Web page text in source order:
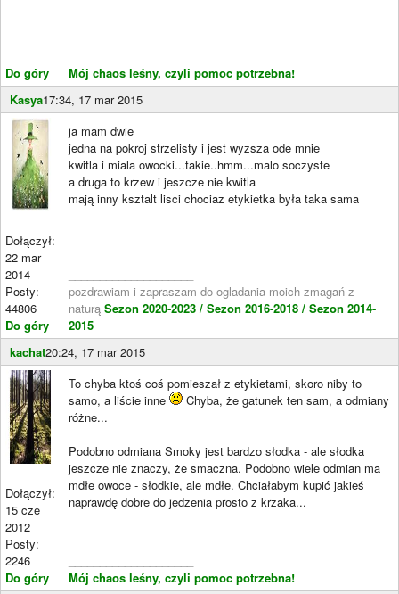
Do góry
Mój chaos leśny, czyli pomoc potrzebna!
Kasya17:34, 17 mar 2015
Dołączył:
22 mar
2014
Posty:
44806
Do góry
ja mam dwie
jedna na pokroj strzelisty i jest wyzsza ode mnie
kwitla i miala owocki...takie..hmm...malo soczyste
a druga to krzew i jeszcze nie kwitla
mają inny ksztalt lisci chociaz etykietka była taka sama
pozdrawiam i zapraszam do ogladania moich zmagań z
naturą Sezon 2020-2023 / Sezon 2016-2018 / Sezon 2014-
2015
kachat20:24, 17 mar 2015
Dołączył:
15 cze
2012
Posty:
2246
Do góry
To chyba ktoś coś pomieszał z etykietami, skoro niby to
samo, a liście inne
Chyba, że gatunek ten sam, a odmiany
różne...
Podobno odmiana Smoky jest bardzo słodka - ale słodka
jeszcze nie znaczy, że smaczna. Podobno wiele odmian ma
mdłe owoce - słodkie, ale mdłe. Chciałabym kupić jakieś
naprawdę dobre do jedzenia prosto z krzaka...
Mój chaos leśny, czyli pomoc potrzebna!